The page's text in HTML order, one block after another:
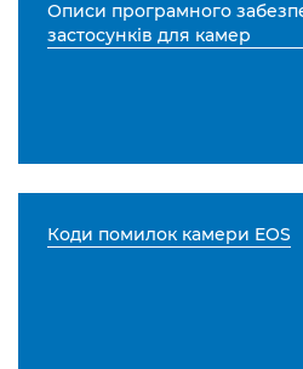
Описи програмного
застосунків для камер
Коди помилок камери EOS